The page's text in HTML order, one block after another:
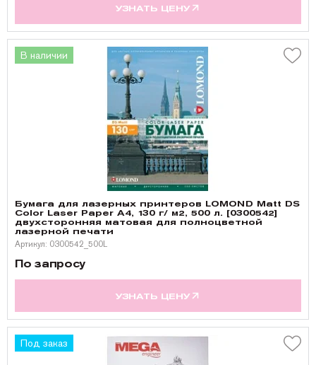
УЗНАТЬ ЦЕНУ
В наличии
Бумага для лазерных принтеров LOMOND Matt DS
Color Laser Paper А4, 130 г/ м2, 500 л. [0300542]
двухсторонняя матовая для полноцветной
лазерной печати
Артикул: 0300542_500L
По запросу
УЗНАТЬ ЦЕНУ
Под заказ